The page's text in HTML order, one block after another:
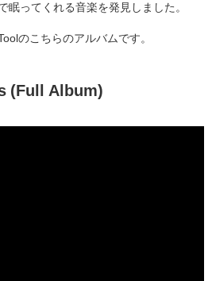
眠ってくれる音楽を発見しました。
のこちらのアルバムです。
(Full Album)